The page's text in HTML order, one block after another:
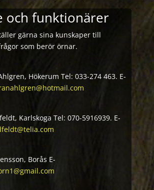
och funktionärer
gärna sina kunskaper till
som berör örnar.
Hökerum Tel: 033-274 463. E-
Karlskoga Tel: 070-5916939. E-
Borås E-